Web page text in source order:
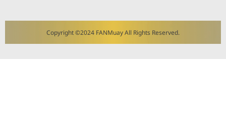
Copyright ©2024 FANMuay All Rights Reserved.